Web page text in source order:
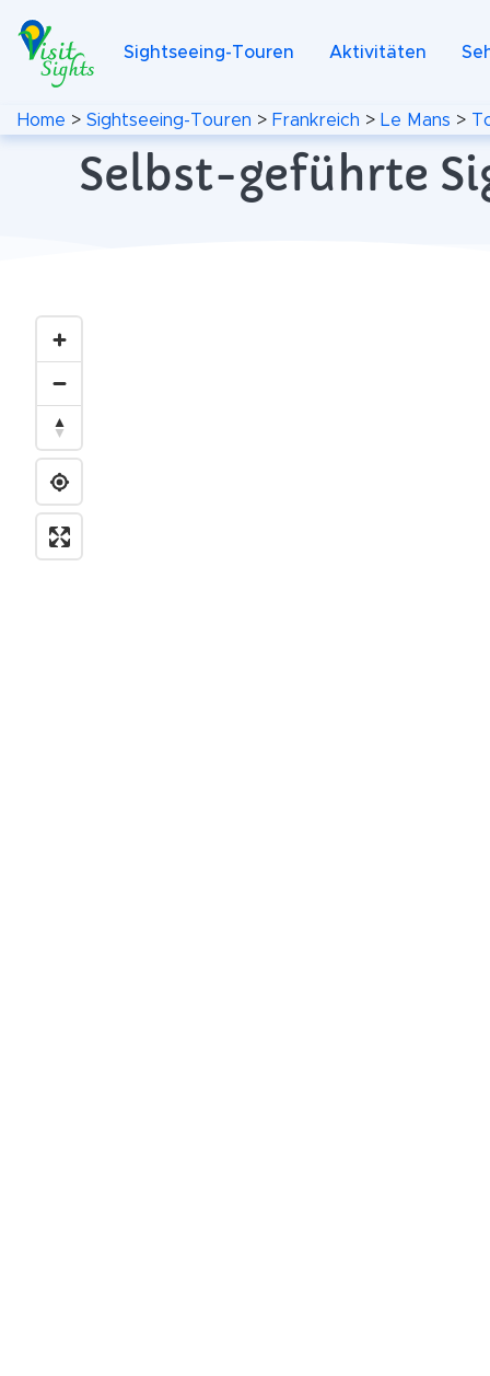
Sightseeing-Touren Aktivitäten
Home > Sightseeing-Touren > Frankreich > Le Mans >
Selbst-geführte